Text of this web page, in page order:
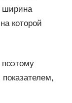
ширина
которой